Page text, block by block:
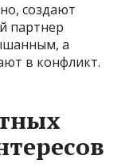
создают
партнер
а
в конфликт.